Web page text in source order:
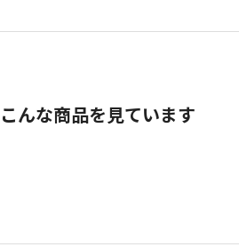
んな商品を見ています